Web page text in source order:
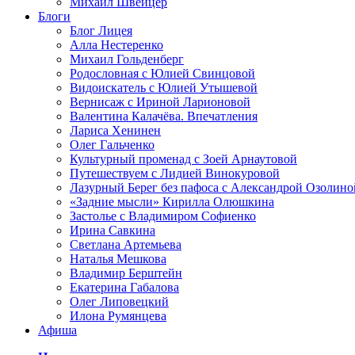
Блоги
Блог Лицея
Алла Нестеренко
Михаил Гольденберг
Родословная с Юлией Свинцовой
Видоискатель с Юлией Утышевой
Вернисаж с Ириной Ларионовой
Валентина Калачёва. Впечатления
Лариса Хенинен
Олег Гальченко
Культурный променад с Зоей Арнаутовой
Путешествуем с Лидией Винокуровой
Лазурный Берег без пафоса с Александрой
«Задние мысли» Кирилла Олюшкина
Застолье с Владимиром Софиенко
Ирина Савкина
Светлана Артемьева
Наталья Мешкова
Владимир Берштейн
Екатерина Габалова
Олег Липовецкий
Илона Румянцева
Афиша